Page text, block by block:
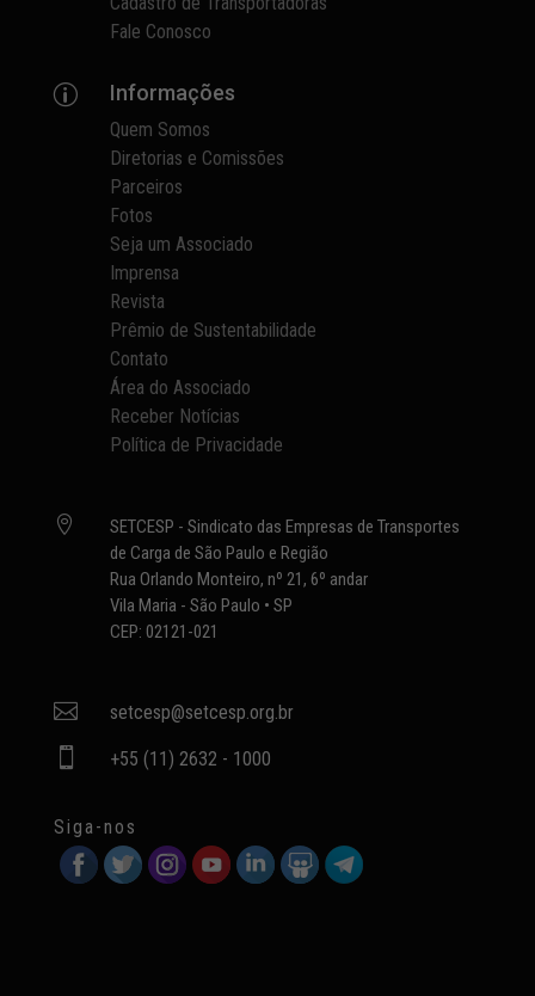
Fale Conosco
p Informações
Quem Somos
Diretorias e Comissões
Parceiros
Fotos
Seja um Associado
Imprensa
Revista
Prêmio de Sustentabilidade
Contato
Área do Associado
Receber Notícias
Política de Privacidade

SETCESP - Sindicato das Empresas de Transportes
de Carga de São Paulo e Região
Rua Orlando Monteiro, nº 21, 6º andar
Vila Maria - São Paulo • SP
CEP: 02121-021
 setcesp@setcesp.org.br
 +55 (11) 2632 - 1000
Siga-nos